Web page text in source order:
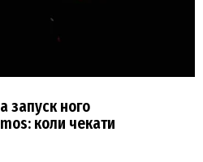
запуск ного
коли чекати